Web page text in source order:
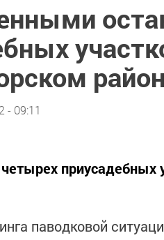
- 09:11
приусадебных
паводковой